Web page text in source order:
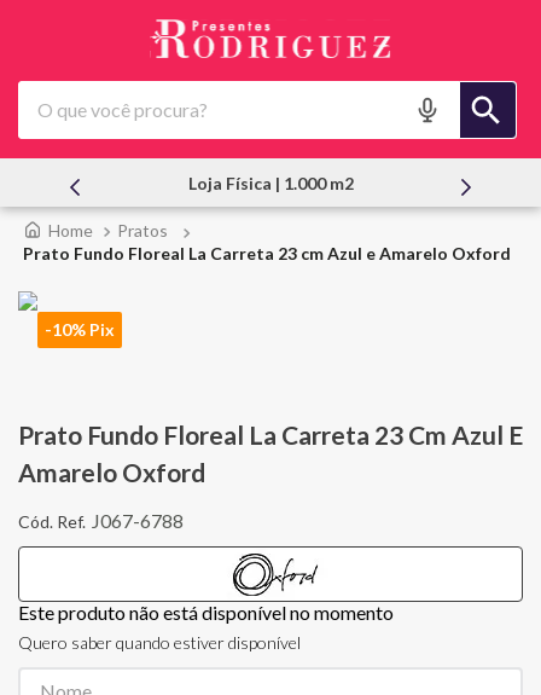
O que você procura?
Loja Física | 1.000 m2
Pratos
Prato Fundo Floreal La Carreta 23 cm Azul e Amarelo Oxford
-10% Pix
Prato Fundo Floreal La Carreta 23 Cm Azul E
Amarelo Oxford
J067-6788
Este produto não está disponível no momento
Quero saber quando estiver disponível